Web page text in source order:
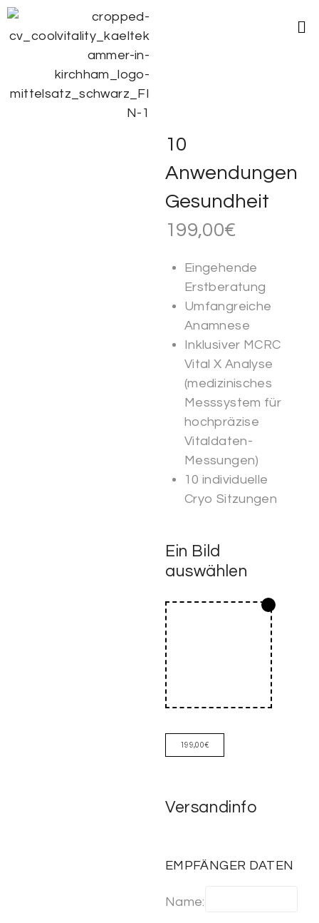
10
Anwendungen
Gesundheit
199,00€
Eingehende
Erstberatung
Umfangreiche
Anamnese
Inklusiver MCRC
Vital X Analyse
(medizinisches
Messsystem für
hochpräzise
Vitaldaten-
Messungen)
10 individuelle
Cryo Sitzungen
Ein Bild
auswählen
199,00€
Versandinfo
EMPFÄNGER DATEN
Name: